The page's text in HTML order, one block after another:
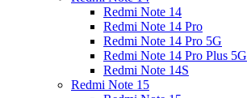
Redmi Note 14
Redmi Note 14 Pro
Redmi Note 14 Pro 5G
Redmi Note 14 Pro Plus 5G
Redmi Note 14S
Redmi Note 15